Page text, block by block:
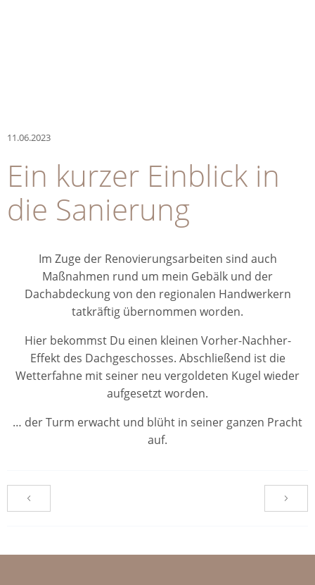
11.06.2023
Ein kurzer Einblick in
die Sanierung
Im Zuge der Renovierungsarbeiten sind auch
Maßnahmen rund um mein Gebälk und der
Dachabdeckung von den regionalen Handwerkern
tatkräftig übernommen worden.
Hier bekommst Du einen kleinen Vorher-Nachher-
Effekt des Dachgeschosses. Abschließend ist die
Wetterfahne mit seiner neu vergoldeten Kugel wieder
aufgesetzt worden.
… der Turm erwacht und blüht in seiner ganzen Pracht
auf.